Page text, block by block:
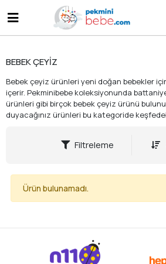
BEBEK ÇEYİZ
Bebek çeyiz ürünleri yeni doğan bebekler
içerir. Pekminibebe koleksiyonunda
ürünleri gibi birçok bebek çeyiz ürünü
duyacağınız ürünleri bu kategoride
Filtreleme
Ürün bulunamadı.